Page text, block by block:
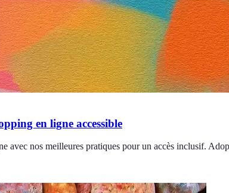
en ligne accessible
avec nos meilleures pratiques pour un accès inclusif.